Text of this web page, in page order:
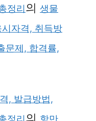
정리의 생물
자격, 취득방
문제, 합격률,
, 발급방법,
정리의 항만